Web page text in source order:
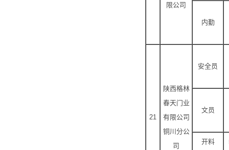
限公司
内勤
21
陕西格林
春天门业
有限公司
铜川分公
司
安全员
文员
开料